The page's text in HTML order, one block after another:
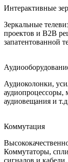
Интерактивные
Зеркальные
проектов и B2B
запатентованной
Аудиоколонки,
аудиовещания и
Коммутация
Коммутаторы,
сигналов и кабели.